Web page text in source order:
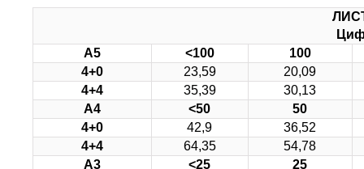
А5
<100
100
4+0
23,59
20,09
4+4
35,39
30,13
А4
<50
50
4+0
42,9
36,52
4+4
64,35
54,78
А3
<25 25